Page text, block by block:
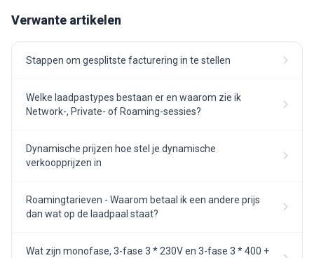
Verwante artikelen
Stappen om gesplitste facturering in te stellen
Welke laadpastypes bestaan er en waarom zie ik
Network-, Private- of Roaming-sessies?
Dynamische prijzen hoe stel je dynamische
verkoopprijzen in
Roamingtarieven - Waarom betaal ik een andere prijs
dan wat op de laadpaal staat?
Wat zijn monofase, 3-fase 3 * 230V en 3-fase 3 * 400 +